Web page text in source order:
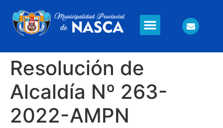
Resolución de
Alcaldía Nº 263-
2022-AMPN